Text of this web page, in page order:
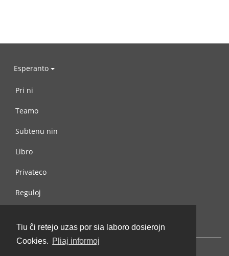
Tiu ĉi retejo uzas por sia laboro dosierojn
Cookies. Pliaj informoj
Esperanto
Pri ni
Teamo
Subtenu nin
Libro
Privateco
Reguloj